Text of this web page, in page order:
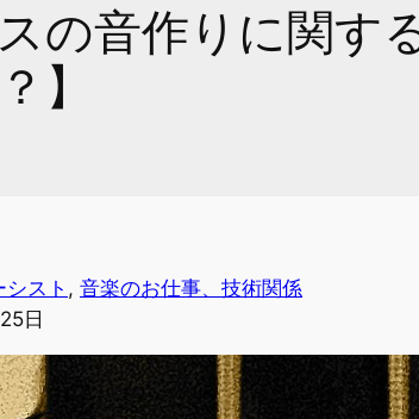
の音作りに関す
】
スト , 音楽のお仕事、技術関係
日